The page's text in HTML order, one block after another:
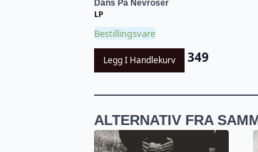
Dans På Nevroser
LP
Bestillingsvare
Legg I Handlekurv 349
ALTERNATIV FRA